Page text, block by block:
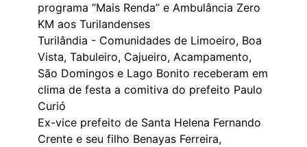
programa “Mais Renda” e Ambulância Zero
KM aos Turilandenses
Turilândia - Comunidades de Limoeiro, Boa
Vista, Tabuleiro, Cajueiro, Acampamento,
São Domingos e Lago Bonito receberam em
clima de festa a comitiva do prefeito Paulo
Curió
Ex-vice prefeito de Santa Helena Fernando
Crente e seu filho Benayas Ferreira,